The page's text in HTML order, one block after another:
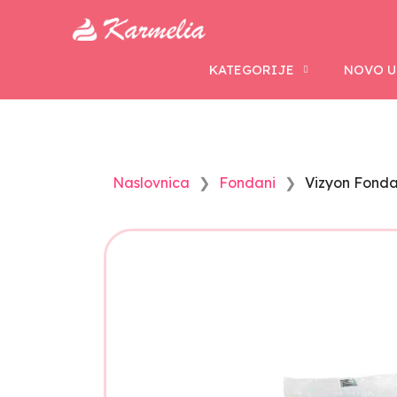
KATEGORIJE NOVO
Naslovnica Fondani Vizyon